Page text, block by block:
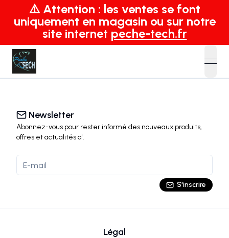
⚠️ Attention : les ventes se font
uniquement en magasin ou sur notre
site internet peche-tech.fr
Newsletter
Abonnez-vous pour rester informé des nouveaux produits,
offres et actualitésd'.
S'inscrire
Légal